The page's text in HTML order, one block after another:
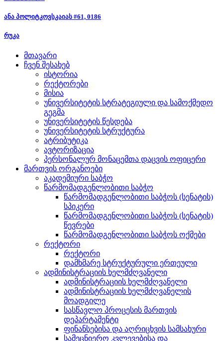
ანა პოლიტკოვსკაიას #61, 0186
რუკა
მთავარი
ჩვენ შესახებ
ისტორია
რექტორები
მისია
უნივერსიტეტის სტრატეგიული და სამოქმედო
გეგმა
უნივერსიტეტის წესდება
უნივერსიტეტის სტრუქტურა
ატრიბუტიკა
ავტორიზაცია
პერსონალურ მონაცემთა დაცვის ოფიცერი
მართვის ორგანოები
აკადემიური საბჭო
წარმომადგენლობითი საბჭო
წარმომადგენლობითი საბჭოს (სენატის)
სპიკერი
წარმომადგენლობითი საბჭოს (სენატის)
წევრები
წარმომადგენლობითი საბჭოს ოქმები
რექტორი
რექტორი
დამხმარე სტრუქტურული ერთეული
ადმინისტრაციის ხელმძღვანელი
ადმინისტრაციის ხელმძღვანელი
ადმინისტრაციის ხელმძღვანელის
მოადგილე
სასწავლო პროცესის მართვის
დეპარტამენტი
ფინანსებისა და აღრიცხვის სამსახური
სამეცნიერო კვლევებისა და